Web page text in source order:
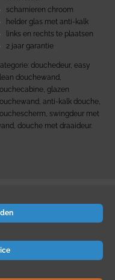
scharnieren chroom
helder glas met anti-kalk
links en rechts te plaatsen
2 jaar garantie
douchedeur, easy
douchewand,
glazen
anti-kalk douche,
swingdeur met
douche met draaideur.